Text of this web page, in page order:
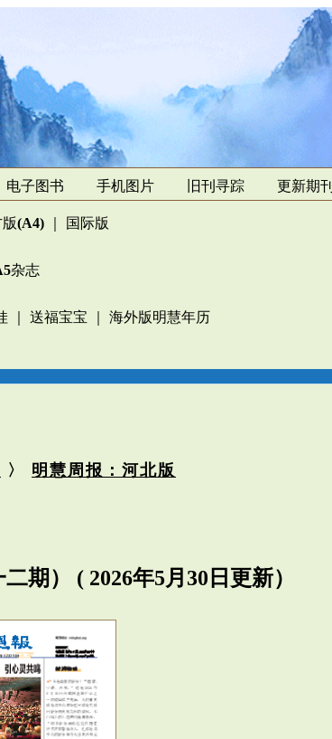
电子图书 手机图片 旧刊寻踪 更新期刊
(A4)
国际版
杂志
送福宝宝
海外版明慧年历
〉 明慧周报：河北版
期） ( 2026年5月30日更新）